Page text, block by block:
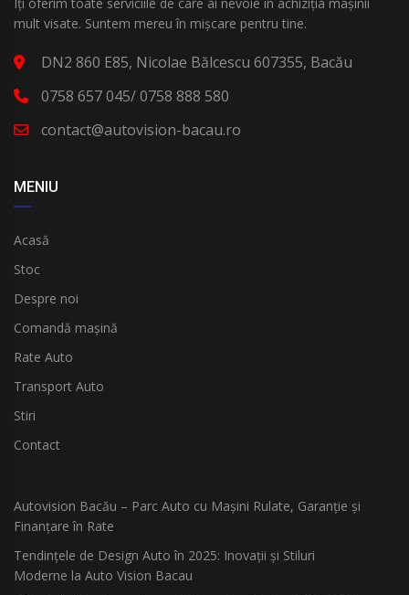
mult visate. Suntem mereu în mișcare pentru tine.
DN2 860 E85, Nicolae Bălcescu 607355, Bacău
0758 657 045/ 0758 888 580
contact@autovision-bacau.ro
MENIU
Acasă
Stoc
Despre noi
Comandă mașină
Rate Auto
Transport Auto
Stiri
Contact
Autovision Bacău – Parc Auto cu Mașini Rulate, Garanție și
Finanțare în Rate
Tendințele de Design Auto în 2025: Inovații și Stiluri
Moderne la Auto Vision Bacau